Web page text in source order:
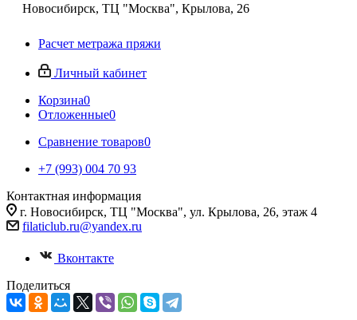
Новосибирск, ТЦ "Москва", Крылова, 26
Расчет метража пряжи
Личный кабинет
Корзина0
Отложенные0
Сравнение товаров0
+7 (993) 004 70 93
Контактная информация
г. Новосибирск, ТЦ "Москва", ул. Крылова, 26, этаж 4
filaticlub.ru@yandex.ru
Вконтакте
Поделиться